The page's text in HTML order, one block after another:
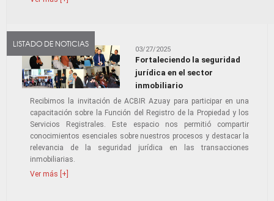
LISTADO DE NOTICIAS
03/27/2025
Fortaleciendo la seguridad
jurídica en el sector
inmobiliario
Recibimos la invitación de ACBIR Azuay para participar en una
capacitación sobre la Función del Registro de la Propiedad y los
Servicios Registrales. Este espacio nos permitió compartir
conocimientos esenciales sobre nuestros procesos y destacar la
relevancia de la seguridad jurídica en las transacciones
inmobiliarias.
Ver más [+]